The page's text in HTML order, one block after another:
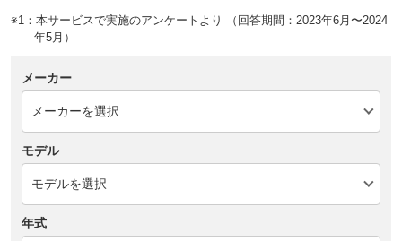
※1：本サービスで実施のアンケートより （回答期間：2023年6月〜2024
年5月）
メーカー
モデル
年式